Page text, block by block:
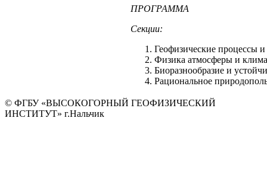
ПРОГРАММА
Секции:
Геофизические процессы
Физика атмосферы и
Биоразнообразие и
Рациональное
© ФГБУ «ВЫСОКОГОРНЫЙ ГЕОФИЗИЧЕСКИЙ
ИНСТИТУТ» г.Нальчик